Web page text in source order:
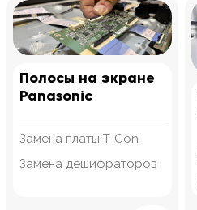
Полосы на экране
Panasonic
Замена платы T-Con
Замена дешифраторов